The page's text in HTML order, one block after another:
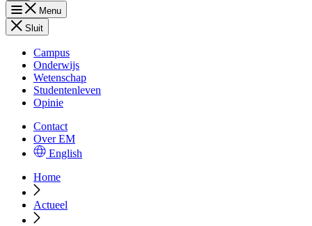
Menu
Sluit
Campus
Onderwijs
Wetenschap
Studentenleven
Opinie
Contact
Over EM
English
Home
Actueel